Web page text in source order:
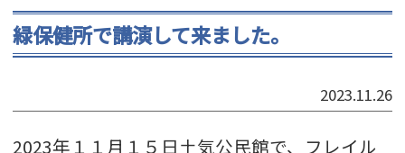
緑保健所で講演して来ました。
2023.11.26
2023年１１月１５日土気公民館で、フレイル